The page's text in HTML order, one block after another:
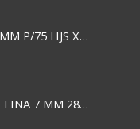
ESPIRAL PLASTICO 9 MM P/75 HJS X50X2400
SILICONA BARRA CBX FINA 7 MM 28 CM